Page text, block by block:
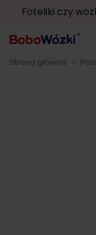
Foteliki czy
Strona główna >